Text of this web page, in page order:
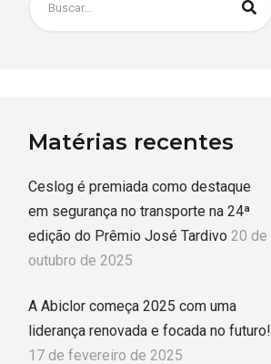
Matérias recentes
Ceslog é premiada como destaque
em segurança no transporte na 24ª
edição do Prêmio José Tardivo 20 de
outubro de 2025
A Abiclor começa 2025 com uma
liderança renovada e focada no futuro!
17 de fevereiro de 2025